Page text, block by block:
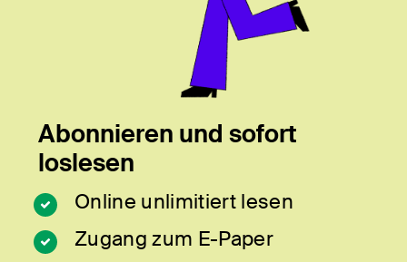
Abonnieren und sofort
loslesen
Online unlimitiert lesen
Zugang zum E-Paper